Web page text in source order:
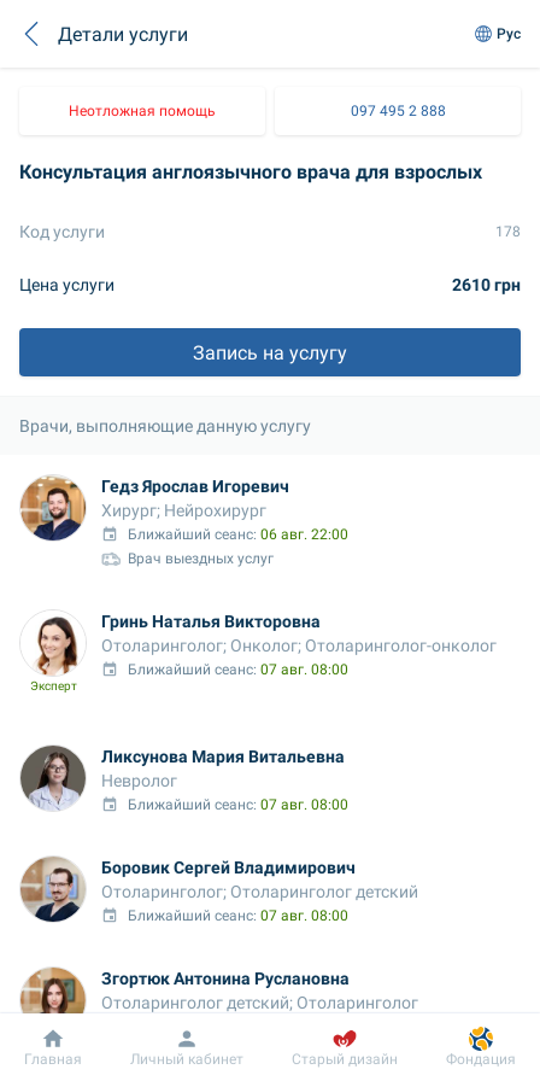
Детали услуги Рус
Неотложная помощь 097 495 2 888
Консультация англоязычного врача для взрослых
Код услуги 178
Цена услуги 2610 грн
Запись на услугу
Врачи, выполняющие данную услугу
Гедз Ярослав Игоревич
Хирург; Нейрохирург
Ближайший сеанс: 06 авг. 22:00
Врач выездных услуг
Эксперт
Гринь Наталья Викторовна
Отоларинголог; Онколог; Отоларинголог-онколог
Ближайший сеанс: 07 авг. 08:00
Ликсунова Мария Витальевна
Невролог
Ближайший сеанс: 07 авг. 08:00
Боровик Сергей Владимирович
Отоларинголог; Отоларинголог детский
Ближайший сеанс: 07 авг. 08:00
Згортюк Антонина Руслановна
Отоларинголог детский; Отоларинголог
Ближайший сеанс:
07 авг. 08:00
Онлайн с:
07 авг. 08:00
Добробут Информация Пациенту
Главная Личный кабинет Старый дизайн Фондация